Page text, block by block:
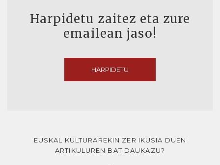
Harpidetu zaitez eta zure
emailean jaso!
HARPIDETU
EUSKAL KULTURAREKIN ZER IKUSIA DUEN
ARTIKULUREN BAT DAUKAZU?